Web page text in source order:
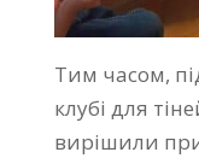
Тим часом,
клубі для
вирішили